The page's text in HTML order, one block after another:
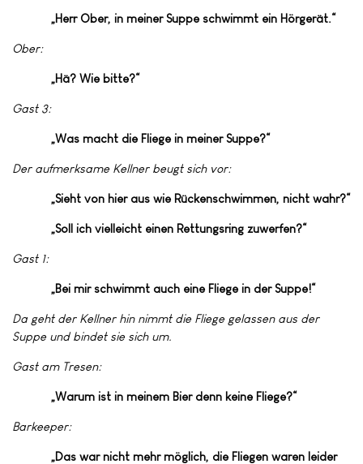
„Herr Ober, in meiner Suppe schwimmt ein Hörgerät.“
Ober:
„Hä? Wie bitte?“
Gast 3:
„Was macht die Fliege in meiner Suppe?“
Der aufmerksame Kellner beugt sich vor:
„Sieht von hier aus wie Rückenschwimmen, nicht wahr?“
„Soll ich vielleicht einen Rettungsring zuwerfen?“
Gast 1:
„Bei mir schwimmt auch eine Fliege in der Suppe!“
Da geht der Kellner hin nimmt die Fliege gelassen aus der
Suppe und bindet sie sich um.
Gast am Tresen:
„Warum ist in meinem Bier denn keine Fliege?“
Barkeeper:
„Das war nicht mehr möglich, die Fliegen waren leider